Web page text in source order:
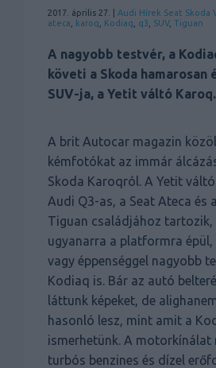
2017. április 27. | Audi Hírek Seat Skoda
ateca
karoq Kodiaq q3 SUV, Tiguan
A nagyobb testvér, a
követi a Skoda hamarosan
SUV-ja, a Yetit váltó Karoq.
A brit Autocar magazin
kémfotókat az immár
Skoda Karoqról. A Yetit váltó
Audi Q3-as, a Seat Ateca és
Tiguan családjához tartozik,
ugyanarra a platformra
vagy éppenséggel nagyobb
Kodiaq is. Bár az autó
láttunk képeket, de
hasonló lesz, mint amit a
ismerhetünk. A motorkínálat
turbós benzines és dízel